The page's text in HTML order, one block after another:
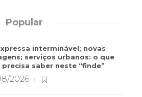
Popular
interminável; novas
serviços urbanos: o que
precisa saber neste “finde”
2026